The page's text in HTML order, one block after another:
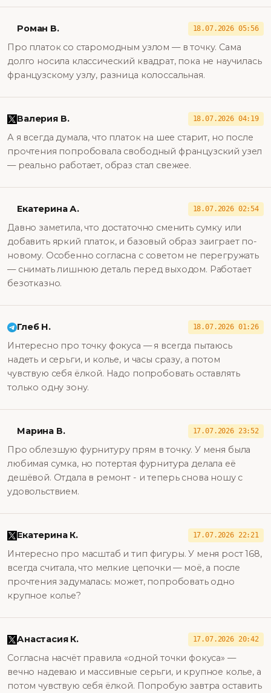
Роман В. 18.07.2026 05:56
Про платок со старомодным узлом — в точку. Сама
долго носила классический квадрат, пока не научилась
французскому узлу, разница колоссальная.
Валерия В. 18.07.2026 04:19
А я всегда думала, что платок на шее старит, но после
прочтения попробовала свободный французский узел
— реально работает, образ стал свежее.
Екатерина А. 18.07.2026 02:54
Давно заметила, что достаточно сменить сумку или
добавить яркий платок, и базовый образ заиграет по-
новому. Особенно согласна с советом не перегружать
— снимать лишнюю деталь перед выходом. Работает
безотказно.
Глеб Н. 18.07.2026 01:26
Интересно про точку фокуса — я всегда пытаюсь
надеть и серьги, и колье, и часы сразу, а потом
чувствую себя ёлкой. Надо попробовать оставлять
только одну зону.
Марина В. 17.07.2026 23:52
Про облезшую фурнитуру прям в точку. У меня была
любимая сумка, но потертая фурнитура делала её
дешёвой. Отдала в ремонт - и теперь снова ношу с
удовольствием.
Екатерина К. 17.07.2026 22:21
Интересно про масштаб и тип фигуры. У меня рост 168,
всегда считала, что мелкие цепочки — моё, а после
прочтения задумалась: может, попробовать одно
крупное колье?
Анастасия К. 17.07.2026 20:42
Согласна насчёт правила «одной точки фокуса» —
вечно надеваю и массивные серьги, и крупное колье, а
потом чувствую себя ёлкой. Попробую завтра оставить